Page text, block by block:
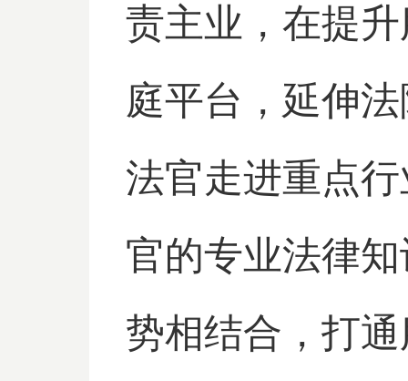
责主业，在提
庭平台，延伸
法官走进重点
官的专业法律
势相结合，打